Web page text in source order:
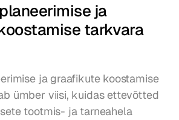
ja
tarkvara
ja graafikute koostamise
ümber viisi, kuidas ettevõtted
tootmis- ja tarneahela